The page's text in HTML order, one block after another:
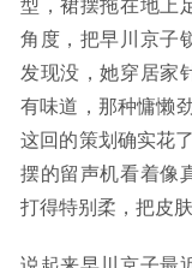
型，裙摆拖在地上
角度，把早川京子
发现没，她穿居家
有味道，那种慵懒
这回的策划确实花
摆的留声机看着像
打得特别柔，把皮